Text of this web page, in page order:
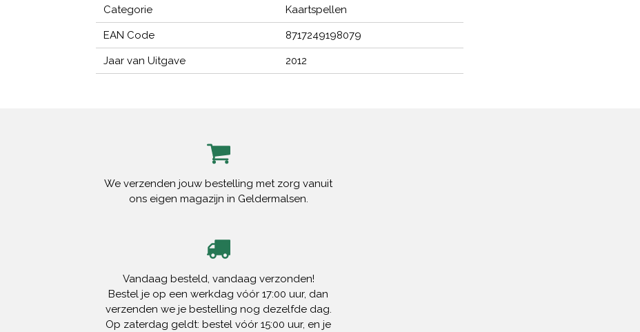
Categorie Kaartspellen
EAN Code 8717249198079
Jaar van Uitgave 2012
We verzenden jouw bestelling met zorg vanuit
ons eigen magazijn in Geldermalsen.
Vandaag besteld, vandaag verzonden!
Bestel je op een werkdag vóór 17:00 uur, dan
verzenden we je bestelling nog dezelfde dag.
Op zaterdag geldt: bestel vóór 15:00 uur, en je